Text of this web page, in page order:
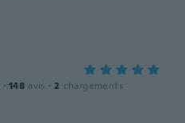
· 148 avis · 2 chargements